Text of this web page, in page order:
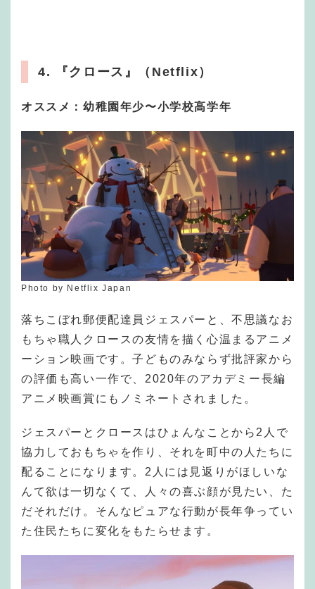
4. 『クロース』（Netflix）
オススメ：幼稚園年少〜小学校高学年
Photo by Netflix Japan
落ちこぼれ郵便配達員ジェスパーと、不思議なお
もちゃ職人クロースの友情を描く心温まるアニメ
ーション映画です。子どものみならず批評家から
の評価も高い一作で、2020年のアカデミー長編
アニメ映画賞にもノミネートされました。
ジェスパーとクロースはひょんなことから2人で
協力しておもちゃを作り、それを町中の人たちに
配ることになります。2人には見返りがほしいな
んて欲は一切なくて、人々の喜ぶ顔が見たい、た
だそれだけ。そんなピュアな行動が長年争ってい
た住民たちに変化をもたらせます。